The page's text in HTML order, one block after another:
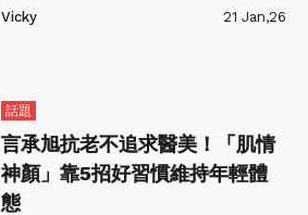
Vicky 21 Jan,26
話題
言承旭抗老不追求醫美！「肌情
神顏」靠5招好習慣維持年輕體
態